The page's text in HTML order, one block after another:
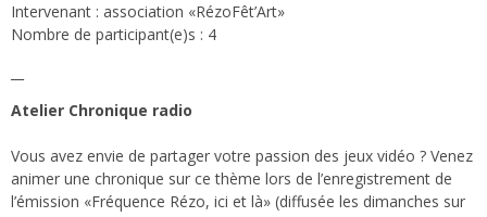
Intervenant : association «RézoFêt’Art»
Nombre de participant(e)s : 4
Atelier Chronique radio
Vous avez envie de partager votre passion des jeux vidéo ? Venez
animer une chronique sur ce thème lors de l’enregistrement de
l’émission «Fréquence Rézo, ici et là» (diffusée les dimanches sur